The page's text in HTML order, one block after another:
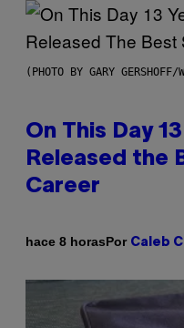
(PHOTO BY GARY GERSHOFF/
On This Day
Released the
Career
hace 8 horasPor Caleb